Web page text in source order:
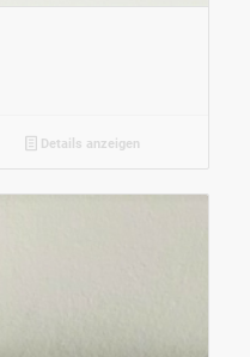
Details anzeigen